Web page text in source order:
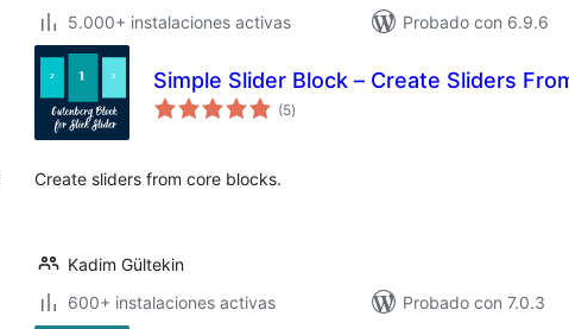
5.000+ instalaciones activas
Probado con 6.9.6
Simple Slider Block – Create Sliders
(5valoraciones
en
)
Create sliders from core blocks.
Kadim Gültekin
600+ instalaciones activas
Probado con 7.0.3